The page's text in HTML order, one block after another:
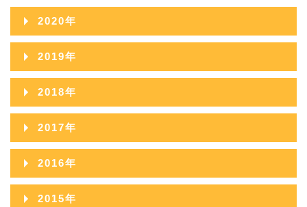
2026年02月
2026年01月
2025年07月
2025年06月
2025年05月
2025年03月
2025年02月
2025年01月
2024年08月
2024年07月
2024年06月
2024年05月
2024年03月
2024年02月
2023年09月
2023年08月
2023年07月
2023年06月
2023年05月
2023年03月
2022年11月
2022年10月
2022年09月
2022年08月
2022年07月
2022年06月
2022年05月
2021年12月
2021年11月
2021年10月
2021年09月
2021年08月
2021年07月
2021年06月
2020年
2020年12月
2020年11月
2020年10月
2020年09月
2020年08月
2020年07月
2019年
2019年12月
2019年11月
2019年10月
2019年09月
2019年08月
2018年
2018年12月
2018年11月
2018年10月
2017年
2017年12月
2017年11月
2016年
2016年12月
2015年